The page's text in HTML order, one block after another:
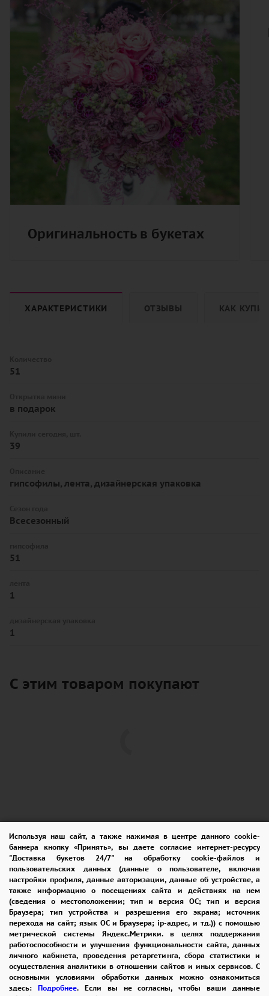
Используя наш сайт, а также нажимая в центре данного cookie-
баннера кнопку «Принять», вы даете согласие интернет-ресурсу
"Доставка букетов 24/7" на обработку cookie-файлов и
пользовательских данных (данные о пользователе, включая
настройки профиля, данные авторизации, данные об устройстве, а
также информацию о посещениях сайта и действиях на нем
(сведения о местоположении; тип и версия ОС; тип и версия
Браузера; тип устройства и разрешения его экрана; источник
перехода на сайт; язык ОС и Браузера; ip-адрес, и тд.)) с помощью
метрической системы Яндекс.Метрики. в целях поддержания
работоспособности и улучшения функциональности сайта, данных
личного кабинета, проведения ретаргетинга, сбора статистики и
осуществления аналитики в отношении сайтов и иных сервисов. С
основными условиями обработки данных можно ознакомиться
здесь: Подробнее. Если вы не согласны, чтобы ваши данные
Оригинальность в букетах
ХАРАКТЕРИСТИКИ ОТЗЫВЫ КАК
51
в подарок
39
гипсофилы, лента, дизайнерская упаковка
Всесезонный
51
1
1
С этим товаром покупают
ПОМОЩЬ ОПЛАТА
ДОСТАВКА
ГАРАНТИИ
КУПОН
ВОЗВРАТ
ОТЗЫВЫ
РЕКОМЕНДАЦИИ
КОНТАКТЫ
8 965 242-37-47
ЗАКАЗАТЬ ЗВОНОК